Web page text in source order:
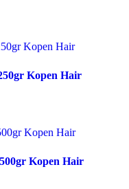
Kopen Hair
Kopen Hair